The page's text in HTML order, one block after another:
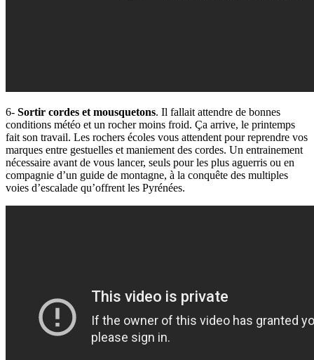
6- Sortir cordes et mousquetons. Il fallait attendre de bonnes
conditions météo et un rocher moins froid. Ça arrive, le printemps
fait son travail. Les rochers écoles vous attendent pour reprendre vos
marques entre gestuelles et maniement des cordes. Un entrainement
nécessaire avant de vous lancer, seuls pour les plus aguerris ou en
compagnie d’un guide de montagne, à la conquête des multiples
voies d’escalade qu’offrent les Pyrénées.